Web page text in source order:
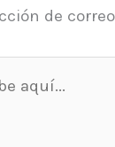
de